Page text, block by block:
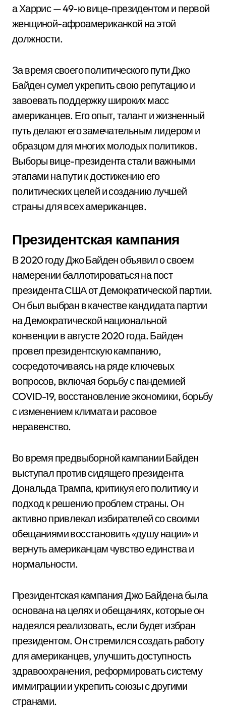
а Харрис — 49-ю вице-президентом и первой
женщиной-афроамериканкой на этой
должности.
За время своего политического пути Джо
Байден сумел укрепить свою репутацию и
завоевать поддержку широких масс
американцев. Его опыт, талант и жизненный
путь делают его замечательным лидером и
образцом для многих молодых политиков.
Выборы вице-президента стали важными
этапами на пути к достижению его
политических целей и созданию лучшей
страны для всех американцев.
Президентская кампания
В 2020 году Джо Байден объявил о своем
намерении баллотироваться на пост
президента США от Демократической партии.
Он был выбран в качестве кандидата партии
на Демократической национальной
конвенции в августе 2020 года. Байден
провел президентскую кампанию,
сосредоточиваясь на ряде ключевых
вопросов, включая борьбу с пандемией
COVID-19, восстановление экономики, борьбу
с изменением климата и расовое
неравенство.
Во время предвыборной кампании Байден
выступал против сидящего президента
Дональда Трампа, критикуя его политику и
подход к решению проблем страны. Он
активно привлекал избирателей со своими
обещаниями восстановить «душу нации» и
вернуть американцам чувство единства и
нормальности.
Президентская кампания Джо Байдена была
основана на целях и обещаниях, которые он
надеялся реализовать, если будет избран
президентом. Он стремился создать работу
для американцев, улучшить доступность
здравоохранения, реформировать систему
иммиграции и укрепить союзы с другими
странами.